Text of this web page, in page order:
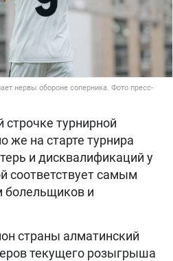
нервы обороне соперника. Фото пресс-
строчке турнирной
же на старте турнира
и дисквалификаций у
соответствует самым
и
страны алматинский
текущего розыгрыша